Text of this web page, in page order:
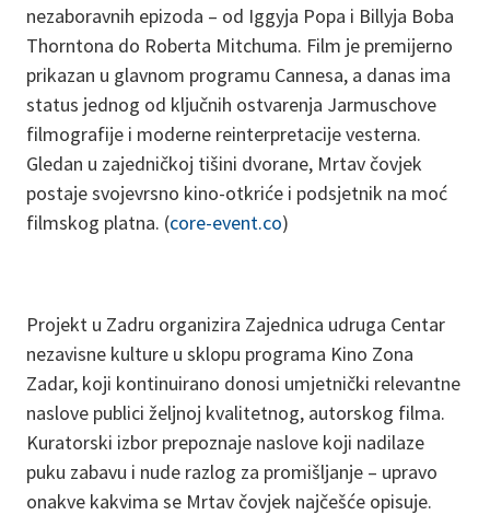
nezaboravnih epizoda – od Iggyja Popa i Billyja Boba
Thorntona do Roberta Mitchuma. Film je premijerno
prikazan u glavnom programu Cannesa, a danas ima
status jednog od ključnih ostvarenja Jarmuschove
filmografije i moderne reinterpretacije vesterna.
Gledan u zajedničkoj tišini dvorane, Mrtav čovjek
postaje svojevrsno kino-otkriće i podsjetnik na moć
filmskog platna. (core-event.co)
Projekt u Zadru organizira Zajednica udruga Centar
nezavisne kulture u sklopu programa Kino Zona
Zadar, koji kontinuirano donosi umjetnički relevantne
naslove publici željnoj kvalitetnog, autorskog filma.
Kuratorski izbor prepoznaje naslove koji nadilaze
puku zabavu i nude razlog za promišljanje – upravo
onakve kakvima se Mrtav čovjek najčešće opisuje.